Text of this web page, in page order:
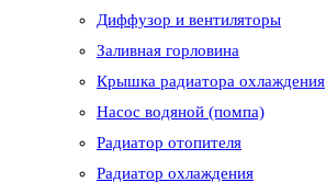
Диффузор и вентиляторы
Заливная горловина
Крышка радиатора охлаждения
Насос водяной (помпа)
Радиатор отопителя
Радиатор охлаждения